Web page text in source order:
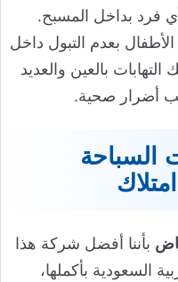
فرد بداخل المسبح.
الأطفال بعدم التبول داخل
بالعين والعديد
أضرار صحية.
السباحة
بأننا أفضل شركة هذا
السعودية بأكملها،